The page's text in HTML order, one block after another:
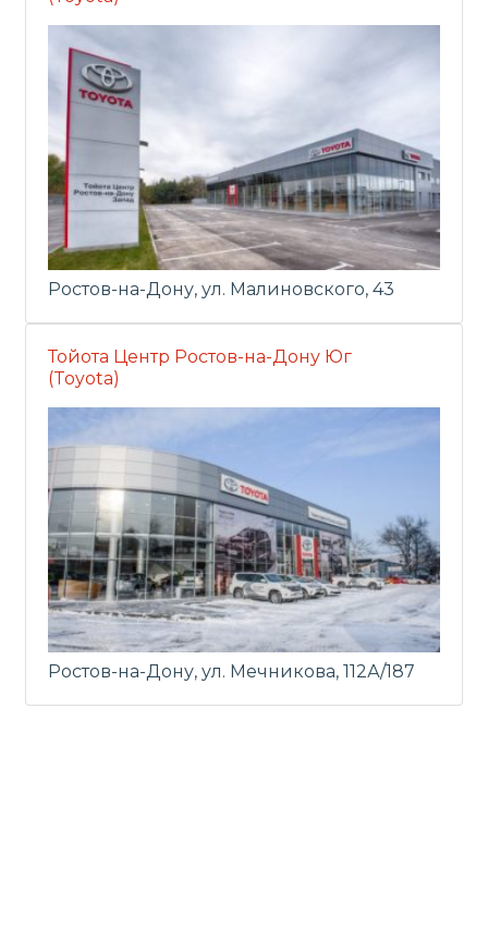
Ростов-на-Дону, ул. Малиновского, 43
Тойота Центр Ростов-на-Дону Юг
(Toyota)
Ростов-на-Дону, ул. Мечникова, 112А/187